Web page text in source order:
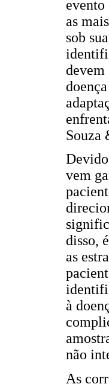
evento
as
sob
devem
Souza
vem
disso,
as
à
não
As